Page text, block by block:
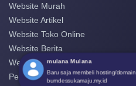
Website Murah
Website Artikel
Website Toko Online
Website Berita
Website Perusahaan
Pembuatan Website
mulana Mulana
Baru saja membeli hosting/domain
bumdessukamaju.my.id